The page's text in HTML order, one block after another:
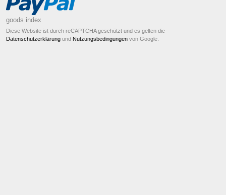
goods index
Diese Website ist durch reCAPTCHA geschützt und es gelten die
Datenschutzerklärung und Nutzungsbedingungen von Google.